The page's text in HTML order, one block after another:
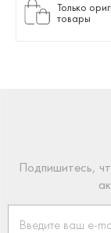
Только
товары
Подпишитесь,